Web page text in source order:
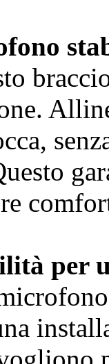
per